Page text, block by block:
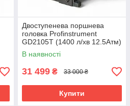
Двоступенева поршнева
головка Profinstrument
GD2105T (1400 л/хв 12.5Атм)
Голова компресорна
В наявності
31 499 ₴ 33 000 ₴
Купити